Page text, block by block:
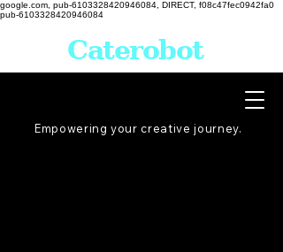
google.com, pub-6103328420946084, DIRECT, f08c47fec0942fa0
pub-6103328420946084
Empowering your creative journey.
Caterobot